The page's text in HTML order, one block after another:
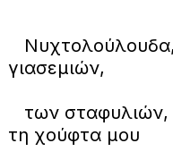
γιασεμιών,
των σταφυλιών,
τη χούφτα μου